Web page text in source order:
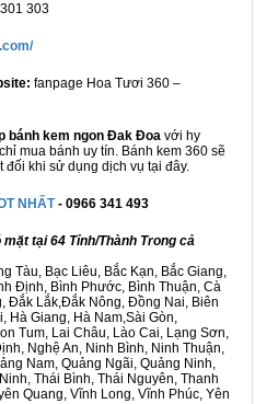
303
fanpage Hoa Tươi 360 –
bánh kem ngon Đak Đoa với hy
mua bánh uy tín. Bánh kem 360 sẽ
khi sử dụng dịch vụ tại đây.
NHẤT- 0966 341 493
tại 64 Tỉnh/Thành Trong cả
Tàu, Bạc Liêu, Bắc Kạn, Bắc Giang,
Định, Bình Phước, Bình Thuận, Cà
Đắk Lắk,Đắk Nông, Đồng Nai, Biên
Hà Giang, Hà Nam,Sài Gòn,
Tum, Lai Châu, Lào Cai, Lạng Sơn,
Nghệ An, Ninh Bình, Ninh Thuận,
Nam, Quảng Ngãi, Quảng Ninh,
Thái Bình, Thái Nguyên, Thanh
Quang, Vĩnh Long, Vĩnh Phúc, Yên